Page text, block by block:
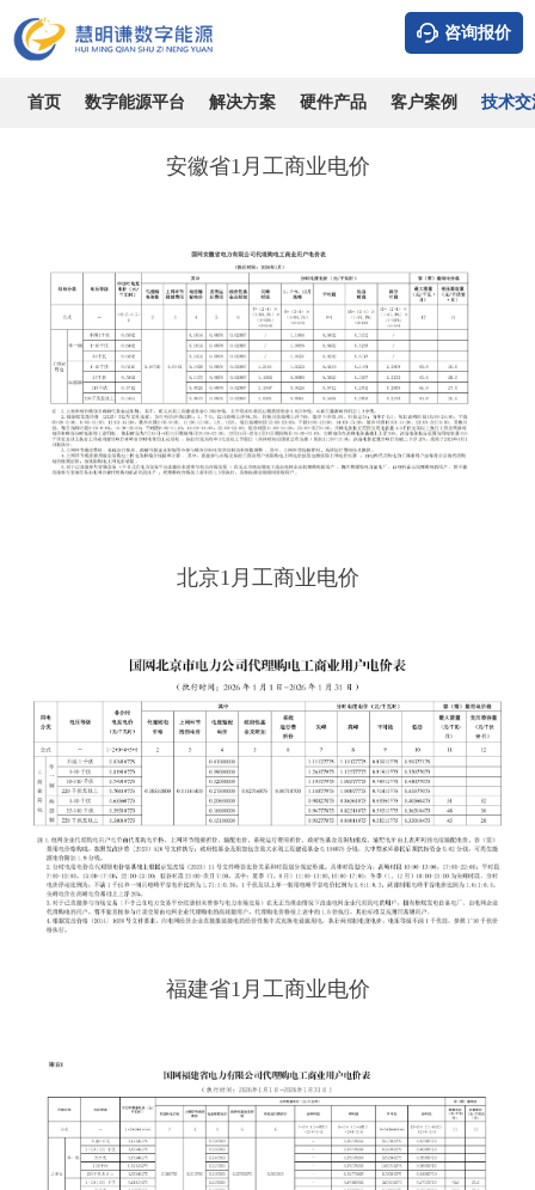
咨询报价
首页 数字能源平台 解决方案 硬件产品 客户案例 技术交
2026年1月全国各省份工商业电价
时间：2026-08-09 浏览：2584 作者：admin
安徽省1月工商业电价
北京1月工商业电价
福建省1月工商业电价